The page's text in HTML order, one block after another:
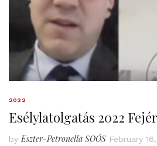
2022
Esélylatolgatás 2022
by Eszter-Petronella SOÓS February